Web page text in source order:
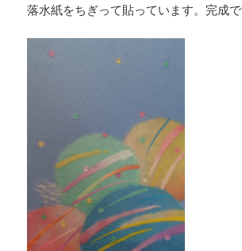
落水紙をちぎって貼っています。完成で